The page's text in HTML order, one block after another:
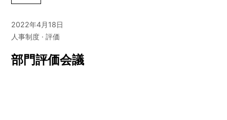
2022年4月18日
人事制度
評価
部門評価会議